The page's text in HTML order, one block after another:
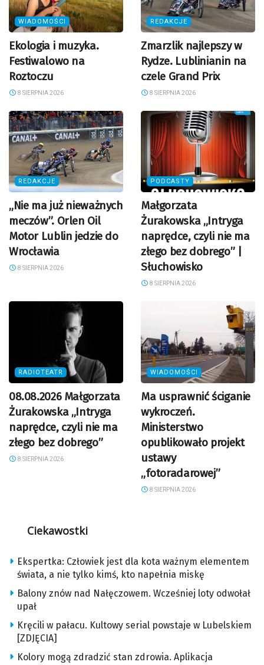
WIADOMOŚCI
Ekologia i muzyka.
Festiwalowo na
Roztoczu
8 SIERPNIA 2026
REDAKCJE
Zmarzlik najlepszy w
Rydze. Lublinianin na
czele Grand Prix
8 SIERPNIA 2026
REDAKCJE
„Nie ma już nieważnych
meczów”. Orlen Oil
Motor Lublin jedzie do
Wrocławia
8 SIERPNIA 2026
PODCASTY
Małgorzata
Żurakowska „Intryga
naprędce, czyli nie ma
złego bez dobrego” |
Słuchowisko
8 SIERPNIA 2026
RADIOTEATR
08.08.2026 Małgorzata
Żurakowska „Intryga
naprędce, czyli nie ma
złego bez dobrego”
8 SIERPNIA 2026
WIADOMOŚCI
Ma usprawnić ściganie
wykroczeń.
Ministerstwo
opublikowało projekt
ustawy
„fotoradarowej”
8 SIERPNIA 2026
Ciekawostki
Ekspertka: Człowiek jest dla kota ważnym elementem
świata, a nie tylko kimś, kto napełnia miskę
Balony znów nad Nałęczowem. Wcześniej loty odwołał
upał
Kręcili w pałacu. Kultowy serial powstaje w Lubelskiem
[ZDJĘCIA]
Kolory mogą zdradzić stan zdrowia. Aplikacja